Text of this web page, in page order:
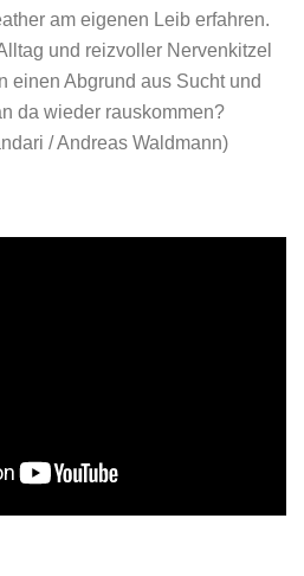
am eigenen Leib erfahren.
und reizvoller Nervenkitzel
einen Abgrund aus Sucht und
da wieder rauskommen?
/ Andreas Waldmann)